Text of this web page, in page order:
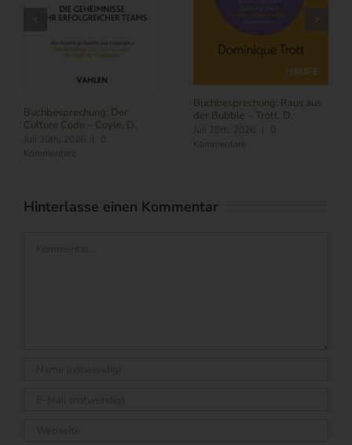
Trott, D.
0
Juli 24th, 2026
0
Kommentare
im Zeitalter
R./
Hinterlasse einen Kommentar